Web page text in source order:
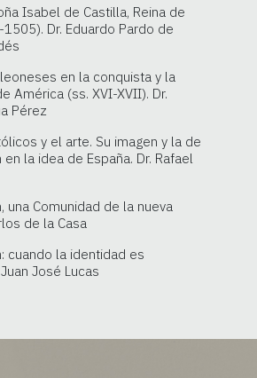
Isabel de Castilla, Reina de
Dr. Eduardo Pardo de
en la conquista y la
América (ss. XVI-XVII). Dr.
Pérez
y el arte. Su imagen y la de
la idea de España. Dr. Rafael
una Comunidad de la nueva
de la Casa
cuando la identidad es
José Lucas